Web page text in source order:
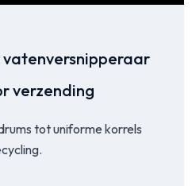
verzending
tot uniforme korrels